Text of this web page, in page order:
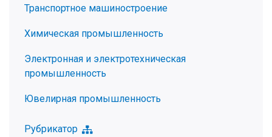
Транспортное машиностроение
Химическая промышленность
Электронная и электротехническая
промышленность
Ювелирная промышленность
Рубрикатор